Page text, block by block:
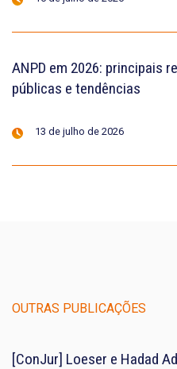
ANPD em 2026: principais
públicas e tendências
13 de julho de 2026
OUTRAS PUBLICAÇÕES
[ConJur] Loeser e Hadad